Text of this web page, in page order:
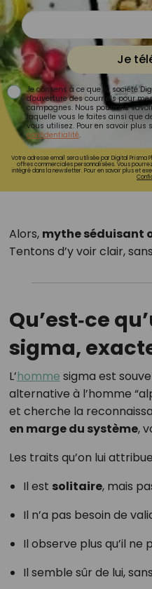
Je
Je consens à ce que la société
d'ouverture des courriels pour
campagnes. Nous pourrons
laquelle vous le faites ainsi que
vous utilisez. Pour en savoir plus
confidentialité.
Votre adresse email sera utilisée par Digital Prisma
offres commerciales personnalisées. Vous
intégré dans la newsletter. Pour en savoir plus et
Alors, mythe séduisant
Tentons d’y voir clair,
Qu’est‑ce
sigma,
L’homme sigma est
alternative à l’homme
et cherche la
en marge du système,
Les traits qu’on lui
Il est solitaire, mais
Il n’a pas besoin de
Il observe plus qu’il ne
Il semble sûr de lui,